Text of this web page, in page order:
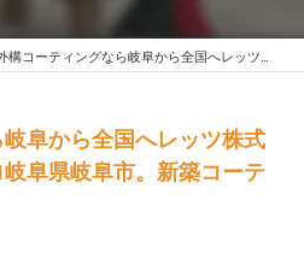
コーティングなら岐阜から全国へレッツ株式会社コーティングプロ岐阜県岐阜市。新築コーティング
阜から全国へレッツ株式
阜県岐阜市。新築コーテ